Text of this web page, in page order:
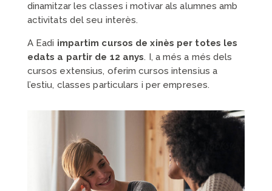
dinamitzar les classes i motivar als alumnes amb
activitats del seu interès.
A Eadi impartim cursos de xinès per totes les
edats a partir de 12 anys. I, a més a més dels
cursos extensius, oferim cursos intensius a
l’estiu, classes particulars i per empreses.